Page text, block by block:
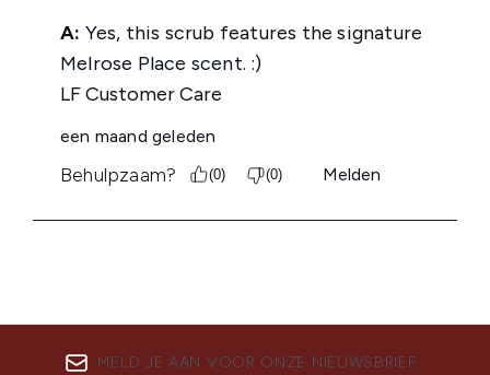
MELD JE AAN VOOR ONZE NIEUWSBRIEF